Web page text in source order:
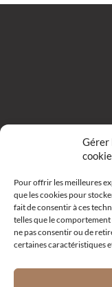
Gérer
Pour offrir les meilleures
que les cookies pour
fait de consentir à ces
telles que le comportement
ne pas consentir ou de
certaines caractéristiques